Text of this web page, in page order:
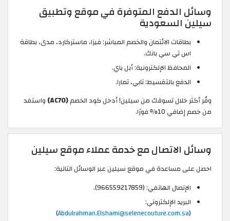
وسائل الدفع المتوفرة في موقع وتطبيق
سيلين السعودية
بطاقات الائتمان والخصم المباشر: فيزا، ماستركارد، مدى، بطاقة
اس تي سي بانك.
المحافظ الإلكترونية: أبل باي.
الدفع بالتقسيط: تابي، تمارا.
وفّر أكثر خلال تسوقك من سيلين! أدخل كود الخصم(AC70)
واستفد
من خصم إضافي 10% فورًا.
وسائل الاتصال مع خدمة عملاء موقع سيلين
احصل على مساعدة في موقع سيلين عبر الوسائل التالية:
الإتصال الهاتفي: (966559217859‏).
البريد الإلكتروني:
(
Abdulrahman.Elshami@selenecouture.com.sa
)